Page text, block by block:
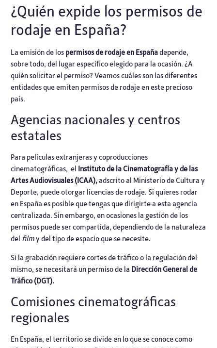
¿Quién expide los permisos de
rodaje en España?
La emisión de los permisos de rodaje en Españadepende,
sobre todo, del lugar específico elegido para la ocasión. ¿A
quién solicitar el permiso? Veamos cuáles son las diferentes
entidades que emiten permisos de rodaje en este precioso
país.
Agencias nacionales y centros
estatales
Para películas extranjeras y coproducciones
cinematográficas, el Instituto de la Cinematografía y de las
Artes Audiovisuales (ICAA),adscrito al Ministerio de Cultura y
Deporte, puede otorgar licencias de rodaje. Si quieres rodar
en España es posible que tengas que dirigirte a esta agencia
centralizada. Sin embargo, en ocasiones la gestión de los
permisos puede ser compartida, dependiendo de la naturaleza
del filmy del tipo de espacio que se necesite.
Si la grabación requiere cortes de tráfico o la regulación del
mismo, se necesitará un permiso de la Dirección General de
Tráfico (DGT).
Comisiones cinematográficas
regionales
En España, el territorio se divide en lo que se conoce como